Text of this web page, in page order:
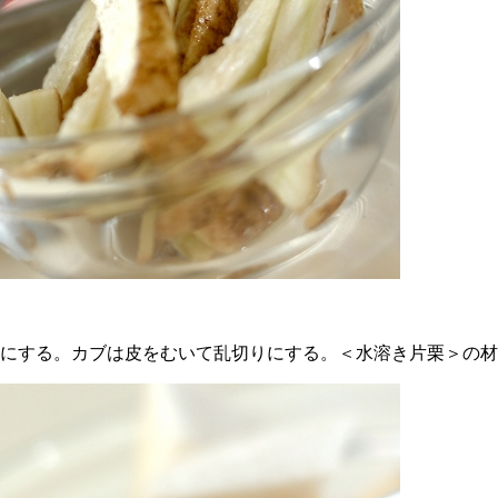
する。カブは皮をむいて乱切りにする。＜水溶き片栗＞の材